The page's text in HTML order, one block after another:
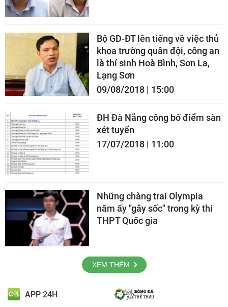
Bộ GD-ĐT lên tiếng về việc thủ
khoa trường quân đội, công an
là thí sinh Hoà Bình, Sơn La,
Lạng Sơn
09/08/2018 | 15:00
ĐH Đà Nẵng công bố điểm sàn
xét tuyển
17/07/2018 | 11:00
Những chàng trai Olympia
năm ấy "gây sốc" trong kỳ thi
THPT Quốc gia
XEM THÊM
APP 24H